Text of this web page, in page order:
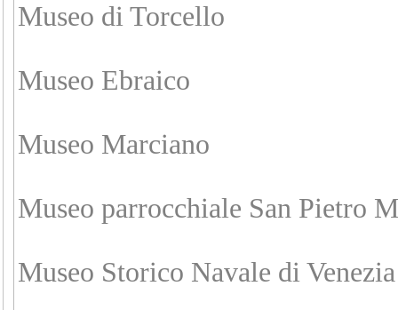
Museo di Torcello
Museo Ebraico
Museo Marciano
Museo parrocchiale San Pietro
Museo Storico Navale di Venezia